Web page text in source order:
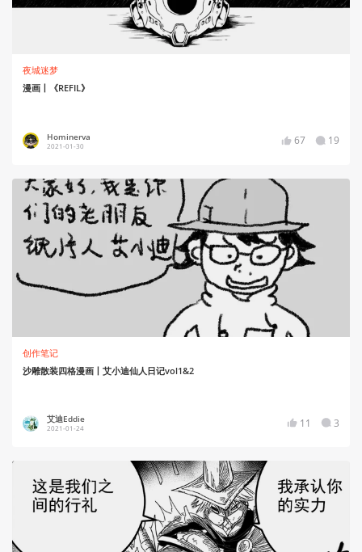
夜城迷梦
漫画丨《REFIL》
Hominerva
2021-01-30 67 19
创作笔记
沙雕散装四格漫画丨艾小迪仙人日记vol1&2
艾迪Eddie
2021-01-24 11 3